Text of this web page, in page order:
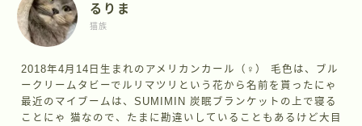
るりま
猫族
2018年4月14日生まれのアメリカンカール（♀） 毛色は、ブル
ークリームタビーでルリマツリという花から名前を貰ったにゃ
最近のマイブームは、SUMIMIN 炭眠ブランケットの上で寝る
ことにゃ 猫なので、たまに勘違いしていることもあるけど大目